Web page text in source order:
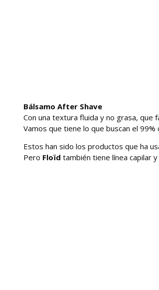
Bálsamo After Shave
Con una textura fluida y no grasa, que
Vamos que tiene lo que buscan el
Estos han sido los productos que ha
Pero Floïd también tiene línea capilar